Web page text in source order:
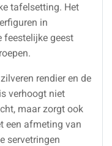
tafelsetting. Het
in
feestelijke geest
rendier en de
verhoogt niet
maar zorgt ook
een afmeting van
servetringen